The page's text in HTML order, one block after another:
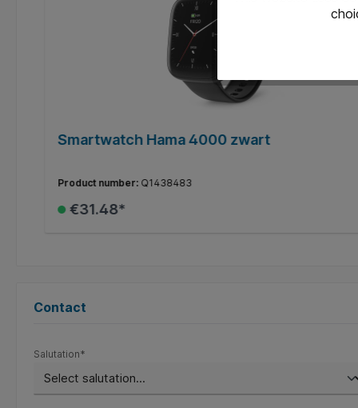
Smartwatch Hama 4000 zwart
Product number: Q1438483
€31.48*
Contact
Salutation*